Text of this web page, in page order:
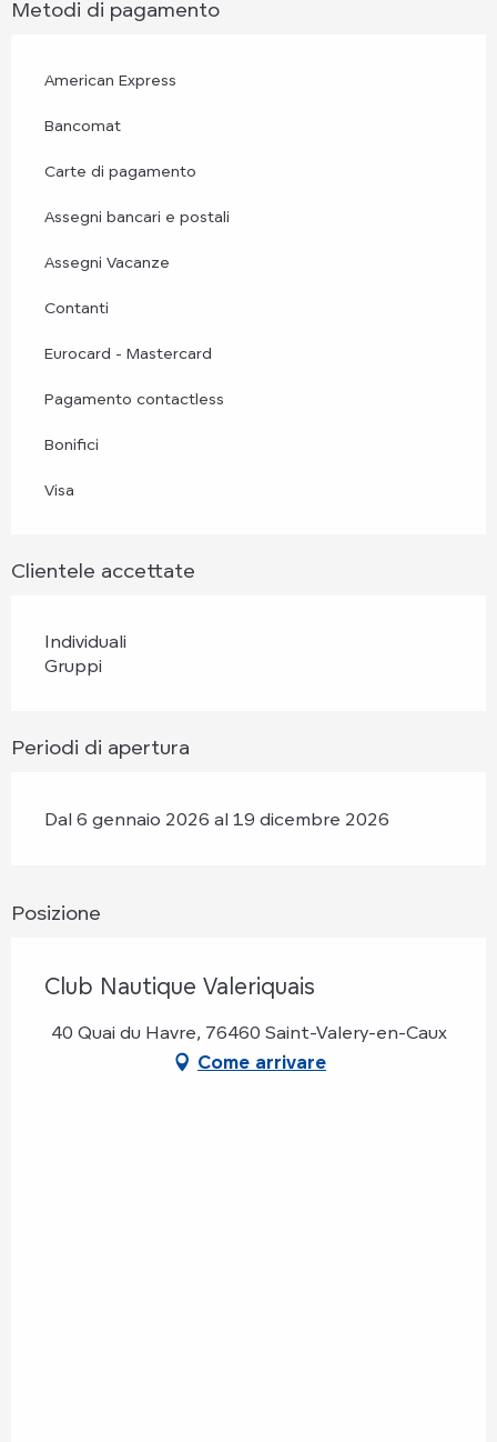
Metodi di pagamento
American Express
Bancomat
Carte di pagamento
Assegni bancari e postali
Assegni Vacanze
Contanti
Eurocard - Mastercard
Pagamento contactless
Bonifici
Visa
Clientele accettate
Individuali
Gruppi
Periodi di apertura
Dal 6 gennaio 2026 al 19 dicembre 2026
Posizione
Club Nautique Valeriquais
40 Quai du Havre, 76460 Saint-Valery-en-Caux
Come arrivare